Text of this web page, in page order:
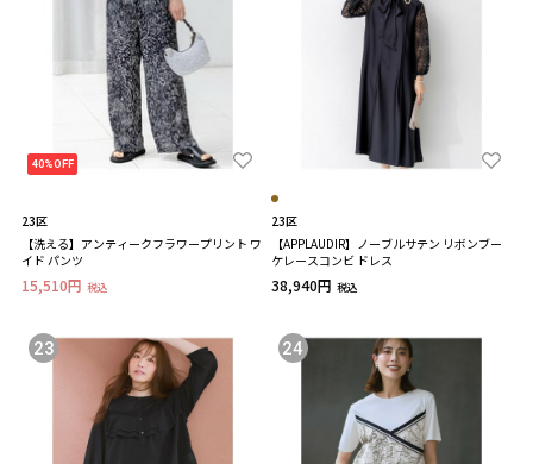
40%OFF
23区
【洗える】アンティークフラワープリント ワ
イド パンツ
15,510円 税込
23区
【APPLAUDIR】ノーブルサテン リボンブー
ケレースコンビ ドレス
38,940円 税込
23 24